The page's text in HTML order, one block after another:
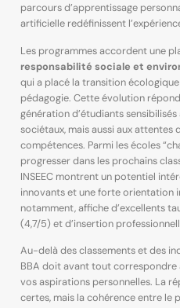
parcours d’apprentissage
artificielle redéfinissent
Les programmes accordent une
responsabilité sociale et
qui a placé la transition
pédagogie. Cette évolution
génération d’étudiants
sociétaux, mais aussi aux
compétences. Parmi les écoles
progresser dans les prochains
INSEEC montrent un potentiel
innovants et une forte orientation
notamment, affiche d’excellents
(4,7/5) et d’insertion
Au-delà des classements et des
BBA doit avant tout
vos aspirations personnelles. La
certes, mais la cohérence entre le